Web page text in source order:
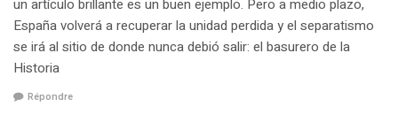
un artículo brillante es un buen ejemplo. Pero a medio plazo,
España volverá a recuperar la unidad perdida y el separatismo
se irá al sitio de donde nunca debió salir: el basurero de la
Historia
Répondre